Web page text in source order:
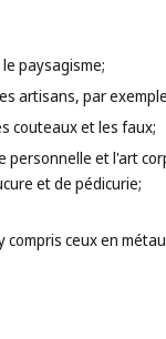
paysagisme;
par
couteaux et les faux;
et l'art
et de pédicurie;
ceux en